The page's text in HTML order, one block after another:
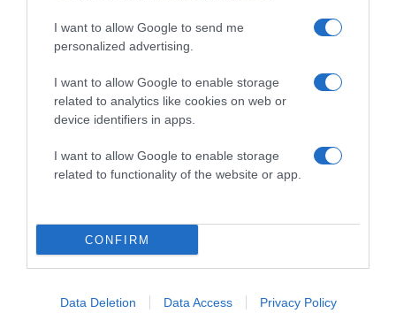
I want to allow Google to send me
personalized advertising.
I want to allow Google to enable storage
related to analytics like cookies on web or
device identifiers in apps.
I want to allow Google to enable storage
related to functionality of the website or app.
CONFIRM
Data Deletion Data Access Privacy Policy
befőttesüvegek
1. Mosd meg a kínai kelt, és vágd kis darabokra.
a sót, és hagyd egy órát állni.
3. A pasztához keverd össze a fokhagymát, a gyömbért, a
4. Nyomkodd ki alaposan a kínai kelt.
5. Ezt követően a keldarabokat jó alaposan masszírozd át